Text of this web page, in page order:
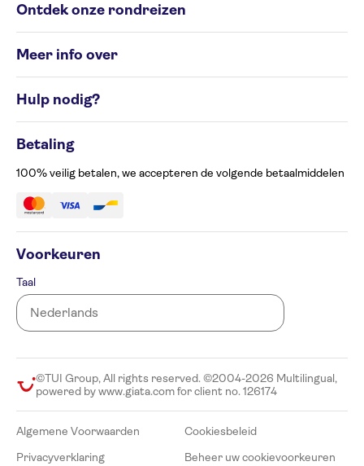
Ontdek onze rondreizen
Groepsrondreizen
Rondreisbestemmingen
Meer info over
Cookiesbeleid
Privacyverklaring
Beheer uw cookievoorkeuren
Toegankelijkheid
Hulp nodig?
Klachtenformulier
Betaling
100% veilig betalen, we accepteren de volgende betaalmiddelen
Voorkeuren
Taal
©TUI Group, All rights reserved. ©2004-2026 Multilingual,
powered by www.giata.com for client no. 126174
Algemene Voorwaarden
Cookiesbeleid
Privacyverklaring
Beheer uw cookievoorkeuren